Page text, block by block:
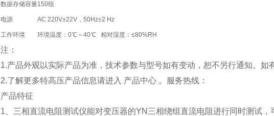
数据存储容量150组
电源 AC 220V±22V，50Hz±2 Hz
工作环境 环境温度：0℃～40℃ 相对湿度：≤80%RH
注：
1.产品外观以实际产品为准，技术参数与型号如有变动，恕不另行通知。如
2.了解更多特高压产品信息请进入 产品中心 。服务热线：
产品特征
1、三相直流电阻测试仪能对变压器的YN三相绕组直流电阻进行同时测试，